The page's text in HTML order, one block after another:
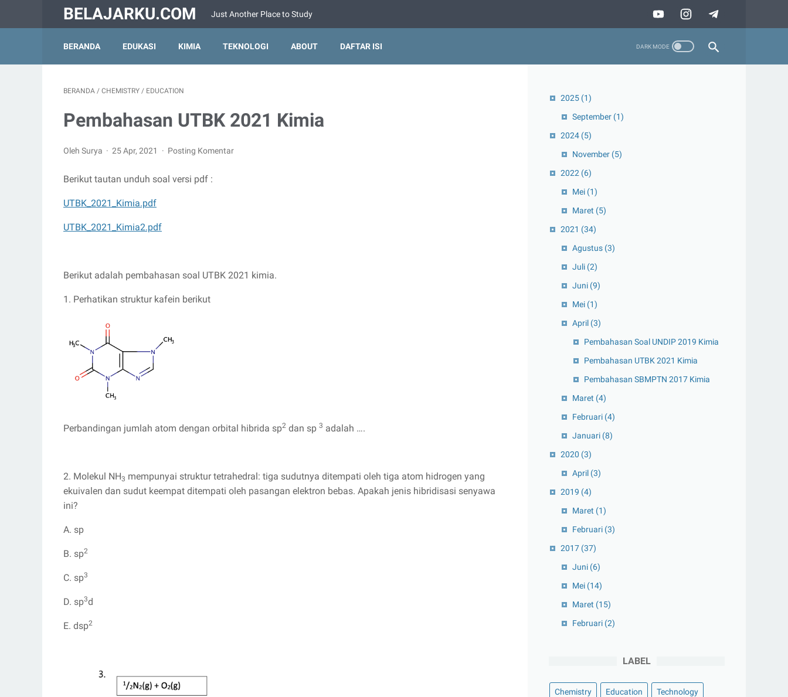
BELAJARKU.COM Just Another Place to Study
BERANDA EDUKASI KIMIA TEKNOLOGI ABOUT DAFTAR ISI
BERANDA / CHEMISTRY / EDUCATION
Pembahasan UTBK 2021 Kimia
Oleh Surya 25 Apr, 2021 Posting Komentar
Berikut tautan unduh soal versi pdf :
UTBK_2021_Kimia.pdf
UTBK_2021_Kimia2.pdf
Berikut adalah pembahasan soal UTBK 2021 kimia.
1. Perhatikan struktur kafein berikut
Perbandingan jumlah atom dengan orbital hibrida sp2 dan sp 3 adalah ….
2. Molekul NH3 mempunyai struktur tetrahedral: tiga sudutnya ditempati oleh tiga atom hidrogen yang
ekuivalen dan sudut keempat ditempati oleh pasangan elektron bebas. Apakah jenis hibridisasi senyawa
ini?
A. sp
B. sp2
C. sp3
D. sp3d
E. dsp2
2025 (1)
September (1)
2024 (5)
November (5)
2022 (6)
Mei (1)
Maret (5)
2021 (34)
Agustus (3)
Juli (2)
Juni (9)
Mei (1)
April (3)
Pembahasan Soal UNDIP 2019 Kimia
Pembahasan UTBK 2021 Kimia
Pembahasan SBMPTN 2017 Kimia
Maret (4)
Februari (4)
Januari (8)
2020 (3)
April (3)
2019 (4)
Maret (1)
Februari (3)
2017 (37)
Juni (6)
Mei (14)
Maret (15)
Februari (2)
LABEL
Chemistry Education Technology